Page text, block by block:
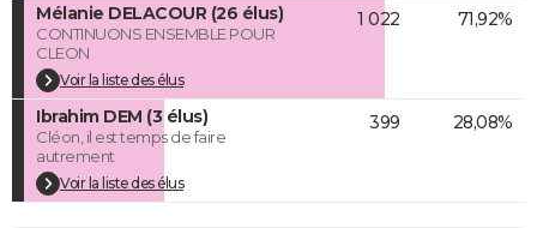
COPAINS D'AVANT
S'inscrire
Se connecter
Lycées
Collèges
Primaires
Universités
Entreprises
Service militaire
Avis de recherche
AVIS DE DÉCÈS
FORUM
Bricolage
Lifestyle
Culture
Sport
Auto
Television
Voyage
Cinema
Mélanie DELACOUR (26 élus)
CONTINUONS ENSEMBLE POUR
CLEON
Voir la liste des élus
1 022 71,92%
Ibrahim DEM (3 élus)
Cléon, il est temps de faire
autrement
Voir la liste des élus
399 28,08%